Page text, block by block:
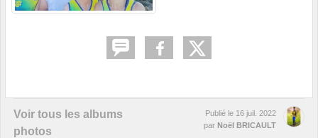
Voir tous les albums
photos
Publié le 16 juil. 2022
par Noël BRICAULT